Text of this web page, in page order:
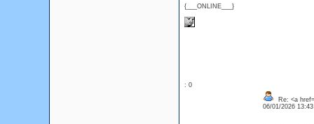
{___ONLINE___}
: 0
Re: <a
06/01/2026